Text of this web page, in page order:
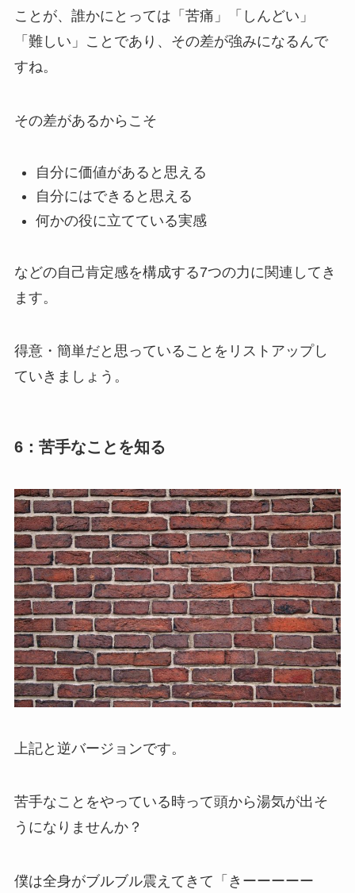
ことが、誰かにとっては「苦痛」「しんどい」
「難しい」ことであり、その差が強みになるんで
すね。
その差があるからこそ
自分に価値があると思える
自分にはできると思える
何かの役に立てている実感
などの自己肯定感を構成する7つの力に関連してき
ます。
得意・簡単だと思っていることをリストアップし
ていきましょう。
6：苦手なことを知る
上記と逆バージョンです。
苦手なことをやっている時って頭から湯気が出そ
うになりませんか？
僕は全身がブルブル震えてきて「きーーーーー